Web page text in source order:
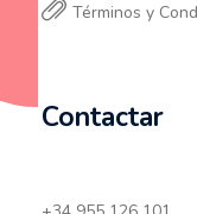
Términos y
Contactar